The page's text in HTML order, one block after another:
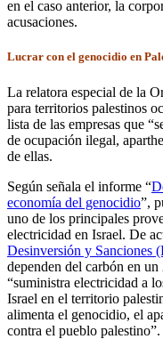
en el caso anterior, la
acusaciones.
Lucrar con el genocidio en
La relatora especial de la
para territorios palestinos
lista de las empresas que
de ocupación ilegal,
de ellas.
Según señala el informe “
economía del genocidio”,
uno de los principales
electricidad en Israel. De
Desinversión y Sanciones
dependen del carbón en
“suministra electricidad a
Israel en el territorio
alimenta el genocidio, el
contra el pueblo palestino”.